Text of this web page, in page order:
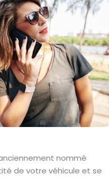
nommé
de votre véhicule et se